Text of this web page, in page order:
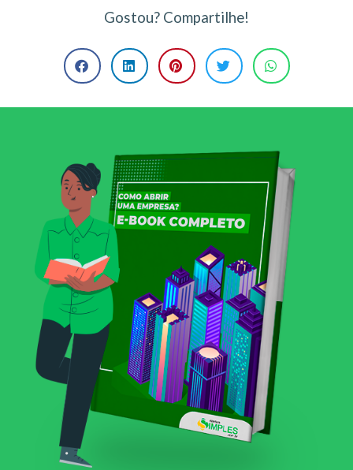
Gostou? Compartilhe!